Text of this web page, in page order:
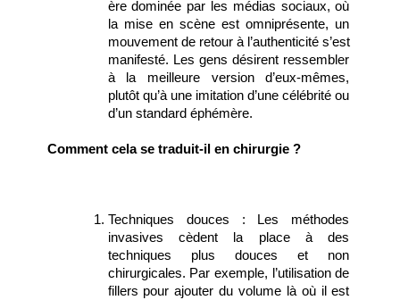
ère dominée par les médias sociaux, où
la mise en scène est omniprésente, un
mouvement de retour à l’authenticité s’est
manifesté. Les gens désirent ressembler
à la meilleure version d’eux-mêmes,
plutôt qu’à une imitation d’une célébrité ou
d’un standard éphémère.
Comment cela se traduit-il en chirurgie ?
Techniques douces : Les méthodes
invasives cèdent la place à des
techniques plus douces et non
chirurgicales. Par exemple, l’utilisation de
fillers pour ajouter du volume là où il est